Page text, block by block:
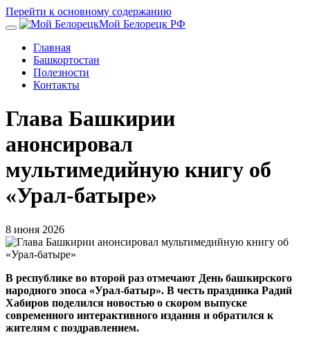
Перейти к основному содержанию
Мой Белорецк РФ
Главная
Башкортостан
Полезности
Контакты
Глава Башкирии
анонсировал
мультимедийную книгу об
«Урал-батыре»
8 июня 2026
В республике во второй раз отмечают День башкирского
народного эпоса «Урал-батыр». В честь праздника Радий
Хабиров поделился новостью о скором выпуске
современного интерактивного издания и обратился к
жителям с поздравлением.